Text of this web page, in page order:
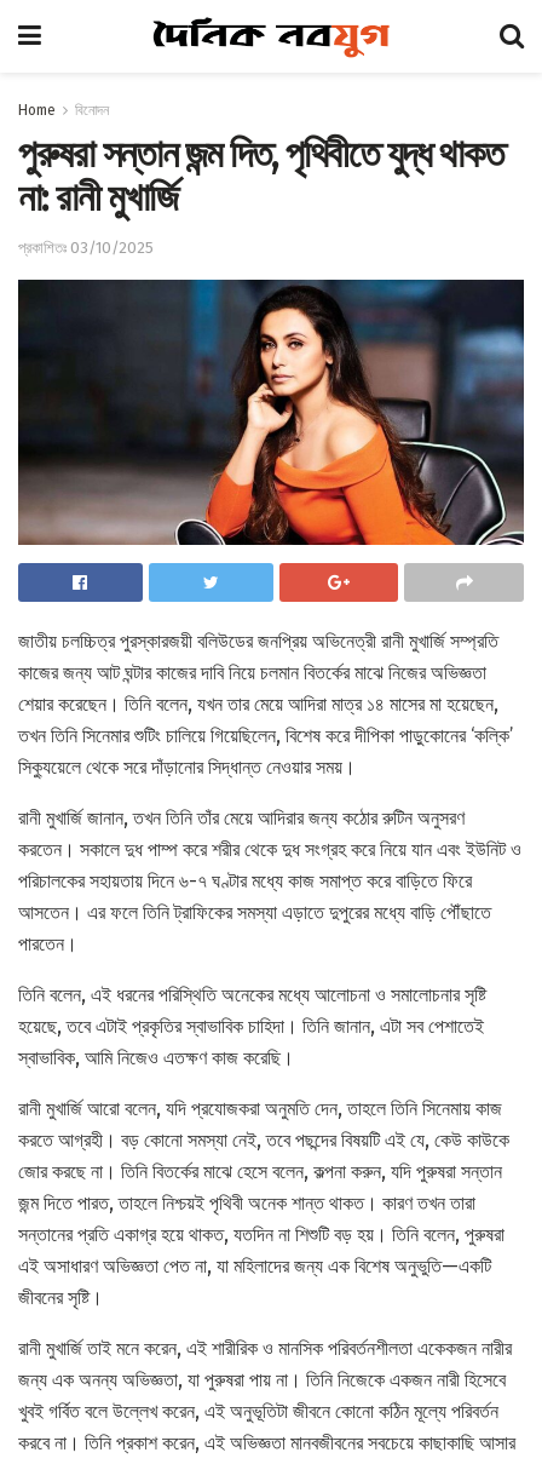
Home বিনোদন
পুরুষরা সন্তান জন্ম দিত, পৃথিবীতে যুদ্ধ থাকত
না: রানী মুখার্জি
প্রকাশিতঃ 03/10/2025
জাতীয় চলচ্চিত্র পুরস্কারজয়ী বলিউডের জনপ্রিয় অভিনেত্রী রানী মুখার্জি সম্প্রতি
কাজের জন্য আট ঘন্টার কাজের দাবি নিয়ে চলমান বিতর্কের মাঝে নিজের অভিজ্ঞতা
শেয়ার করেছেন। তিনি বলেন, যখন তার মেয়ে আদিরা মাত্র ১৪ মাসের মা হয়েছেন,
তখন তিনি সিনেমার শুটিং চালিয়ে গিয়েছিলেন, বিশেষ করে দীপিকা পাড়ুকোনের ‘কল্কি’
সিক্যুয়েলে থেকে সরে দাঁড়ানোর সিদ্ধান্ত নেওয়ার সময়।
রানী মুখার্জি জানান, তখন তিনি তাঁর মেয়ে আদিরার জন্য কঠোর রুটিন অনুসরণ
করতেন। সকালে দুধ পাম্প করে শরীর থেকে দুধ সংগ্রহ করে নিয়ে যান এবং ইউনিট ও
পরিচালকের সহায়তায় দিনে ৬-৭ ঘণ্টার মধ্যে কাজ সমাপ্ত করে বাড়িতে ফিরে
আসতেন। এর ফলে তিনি ট্রাফিকের সমস্যা এড়াতে দুপুরের মধ্যে বাড়ি পৌঁছাতে
পারতেন।
তিনি বলেন, এই ধরনের পরিস্থিতি অনেকের মধ্যে আলোচনা ও সমালোচনার সৃষ্টি
হয়েছে, তবে এটাই প্রকৃতির স্বাভাবিক চাহিদা। তিনি জানান, এটা সব পেশাতেই
স্বাভাবিক, আমি নিজেও এতক্ষণ কাজ করেছি।
রানী মুখার্জি আরো বলেন, যদি প্রযোজকরা অনুমতি দেন, তাহলে তিনি সিনেমায় কাজ
করতে আগ্রহী। বড় কোনো সমস্যা নেই, তবে পছন্দের বিষয়টি এই যে, কেউ কাউকে
জোর করছে না। তিনি বিতর্কের মাঝে হেসে বলেন, কল্পনা করুন, যদি পুরুষরা সন্তান
জন্ম দিতে পারত, তাহলে নিশ্চয়ই পৃথিবী অনেক শান্ত থাকত। কারণ তখন তারা
সন্তানের প্রতি একাগ্র হয়ে থাকত, যতদিন না শিশুটি বড় হয়। তিনি বলেন, পুরুষরা
এই অসাধারণ অভিজ্ঞতা পেত না, যা মহিলাদের জন্য এক বিশেষ অনুভুতি—একটি
জীবনের সৃষ্টি।
রানী মুখার্জি তাই মনে করেন, এই শারীরিক ও মানসিক পরিবর্তনশীলতা একেকজন নারীর
জন্য এক অনন্য অভিজ্ঞতা, যা পুরুষরা পায় না। তিনি নিজেকে একজন নারী হিসেবে
খুবই গর্বিত বলে উল্লেখ করেন, এই অনুভূতিটা জীবনে কোনো কঠিন মূল্যে পরিবর্তন
করবে না। তিনি প্রকাশ করেন, এই অভিজ্ঞতা মানবজীবনের সবচেয়ে কাছাকাছি আসার